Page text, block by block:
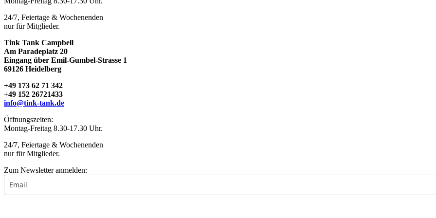
24/7, Feiertage & Wochenenden
nur für Mitglieder.
Tink Tank Campbell
Am Paradeplatz 20
Eingang über Emil-Gumbel-Strasse 1
69126 Heidelberg
+49 173 62 71 342
+49 152 26721433
info@tink-tank.de
Öffnungszeiten:
Montag-Freitag 8.30-17.30 Uhr.
24/7, Feiertage & Wochenenden
nur für Mitglieder.
Zum Newsletter anmelden: